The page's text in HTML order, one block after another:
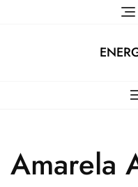
Amarela